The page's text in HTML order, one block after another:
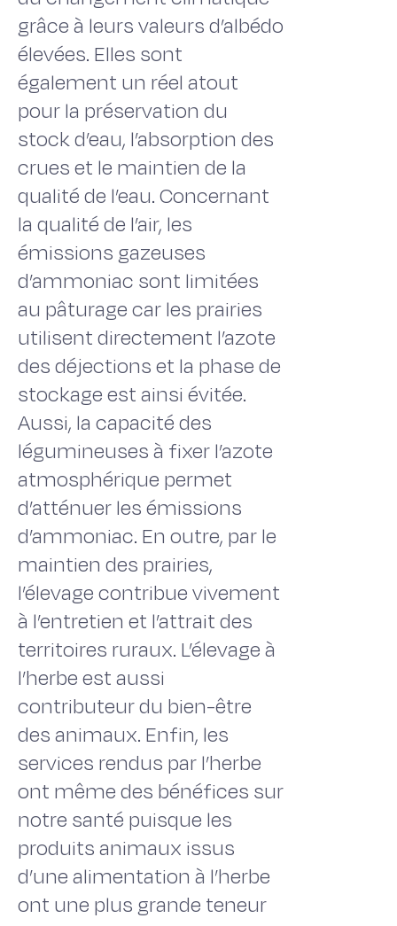
grâce à leurs valeurs d’albédo
élevées. Elles sont
également un réel atout
pour la préservation du
stock d’eau, l’absorption des
crues et le maintien de la
qualité de l’eau. Concernant
la qualité de l’air, les
émissions gazeuses
d’ammoniac sont limitées
au pâturage car les prairies
utilisent directement l’azote
des déjections et la phase de
stockage est ainsi évitée.
Aussi, la capacité des
légumineuses à fixer l’azote
atmosphérique permet
d’atténuer les émissions
d’ammoniac. En outre, par le
maintien des prairies,
l’élevage contribue vivement
à l’entretien et l’attrait des
territoires ruraux. L’élevage à
l’herbe est aussi
contributeur du bien-être
des animaux. Enfin, les
services rendus par l’herbe
ont même des bénéfices sur
notre santé puisque les
produits animaux issus
d’une alimentation à l’herbe
ont une plus grande teneur